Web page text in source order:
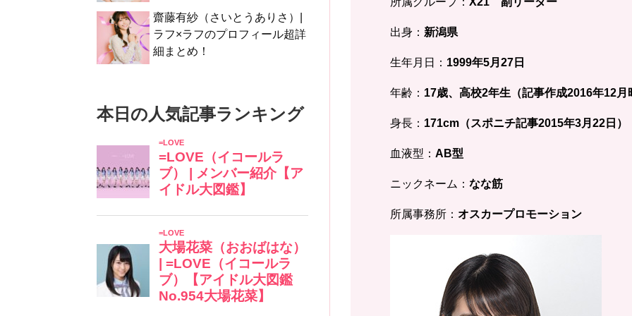
出身： 新潟県
生年月日： 1999年5月27日
年齢： 17歳、高校2年生（記事作成2016年12月
身長： 171cm（スポニチ記事2015年3月22日）
血液型： AB型
ニックネーム： なな筋
所属事務所： オスカープロモーション
齋藤有紗（さいとうありさ）|
ラフ×ラフのプロフィール超詳
細まとめ！
本日の人気記事ランキング